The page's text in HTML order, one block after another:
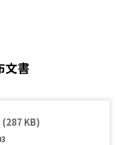
文書
(287 KB)